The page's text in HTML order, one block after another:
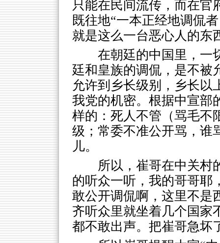
只能在民间流传，而在官
既往地“一本正经地调侃
就是这么一台恶心人的东
在朝廷的中国里，一
廷和皇族的调侃，是不被
允许到乡长级别，乡长以
我党的机密。根据中宣部
样的：死人不管（骂毛不
级；常委不准公开骂，谁
儿。
所以，崔哥在中关村
的听众一听，我的哥哥耶
敢公开调侃啊，这里不是
齐听众里就坐着几个国家
都不敢出声。把崔哥急坏